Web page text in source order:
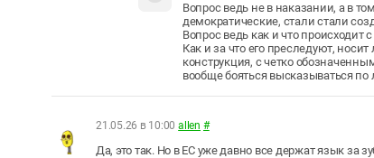
Вопрос ведь не в наказании, а в
демократические, стали стали
Вопрос ведь как и что
Как и за что его преследуют,
конструкция, с четко
вообще бояться высказываться по
21.05.26 в 10:00 allen #
Да, это так. Но в ЕС уже давно все держат язык за